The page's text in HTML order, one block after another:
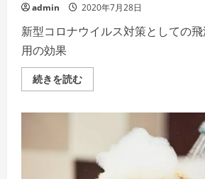
く
さ
い
admin 2020年7月28日
新型コロナウイルス対策としての
用の効果
続きを読むマ
ス
は
明